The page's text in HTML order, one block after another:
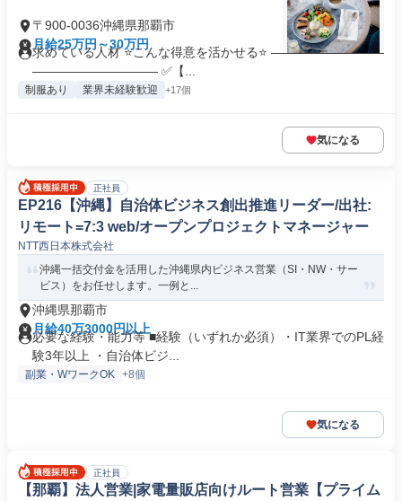
〒900-0036沖縄県那覇市
月給25万円～30万円
求めている人材 ⭐こんな得意を活かせる⭐ ―――――――――
―――――――――― ✅【...
制服あり 業界未経験歓迎 +17個
気になる
正社員
EP216【沖縄】自治体ビジネス創出推進リーダー/出社:
リモート=7:3 web/オープンプロジェクトマネージャー
NTT西日本株式会社
沖縄一括交付金を活用した沖縄県内ビジネス営業（SI・NW・サー
ビス）をお任せします。一例と...
沖縄県那覇市
月給40万3000円以上
必要な経験・能力等 ■経験（いずれか必須）・IT業界でのPL経
験3年以上 ・自治体ビジ...
副業・WワークOK +8個
気になる
正社員
【那覇】法人営業|家電量販店向けルート営業【プライム